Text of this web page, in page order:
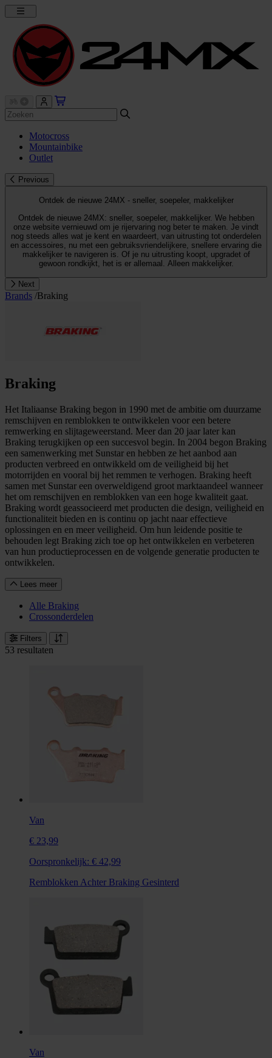
Motocross
Mountainbike
Outlet
Previous
Ontdek de nieuwe 24MX - sneller, soepeler, makkelijker
Ontdek de nieuwe 24MX: sneller, soepeler, makkelijker. We hebben
onze website vernieuwd om je rijervaring nog beter te maken. Je vindt
nog steeds alles wat je kent en waardeert, van uitrusting tot onderdelen
en accessoires, nu met een gebruiksvriendelijkere, snellere ervaring die
makkelijker te navigeren is. Of je nu uitrusting koopt, upgradet of
gewoon rondkijkt, het is er allemaal. Alleen makkelijker.
Next
Brands /Braking
Braking
Het Italiaanse Braking begon in 1990 met de ambitie om duurzame
remschijven en remblokken te ontwikkelen voor een betere
remwerking en slijtageweerstand. Meer dan 20 jaar later kan
Braking terugkijken op een succesvol begin. In 2004 begon Braking
een samenwerking met Sunstar en hebben ze het aanbod aan
producten verbreed en ontwikkeld om de veiligheid bij het
motorrijden en vooral bij het remmen te verhogen. Braking heeft
samen met Sunstar een overweldigend groot marktaandeel wanneer
het om remschijven en remblokken van een hoge kwaliteit gaat.
Braking wordt geassocieerd met producten die design, veiligheid en
functionaliteit bieden en is continu op jacht naar effectieve
oplossingen en en meer veiligheid. Om hun leidende positie te
behouden legt Braking zich toe op het ontwikkelen en verbeteren
van hun productieprocessen en de volgende generatie producten te
ontwikkelen.
Lees meer
Alle Braking
Crossonderdelen
Filters
53 resultaten
Van
€ 23,99
Oorspronkelijk: € 42,99
Remblokken Achter Braking Gesinterd
Van